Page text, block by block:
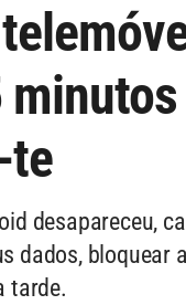
te
desapareceu,
dados, bloquear
tarde.